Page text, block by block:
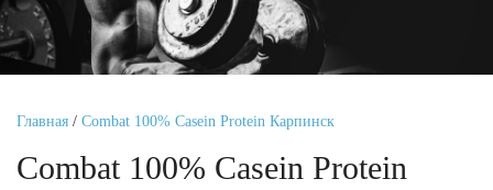
Главная / Combat 100% Casein Protein Карпинск
Combat 100% Casein Protein